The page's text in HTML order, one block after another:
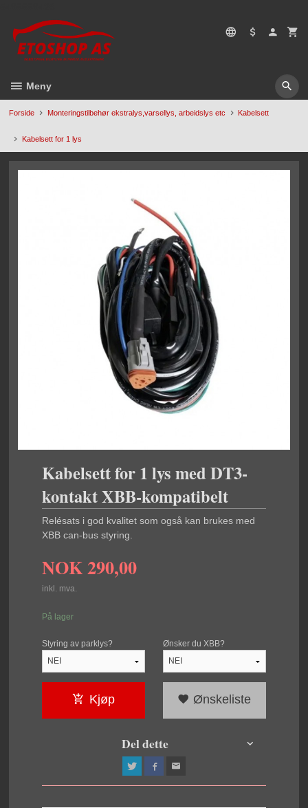
til
innholdet
Meny
Forside Monteringstilbehør ekstralys,varsellys, arbeidslys etc Kabelsett
Kabelsett for 1 lys
Kabelsett for 1 lys med DT3-
kontakt XBB-kompatibelt
Relésats i god kvalitet som også kan brukes med
XBB can-bus styring.
NOK290,00
inkl. mva.
På lager
Styring av parklys? Ønsker du XBB?
Kjøp Ønskeliste
Del dette